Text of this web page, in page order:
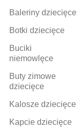
Baleriny dziecięce
Botki dziecięce
Buciki
niemowlęce
Buty zimowe
dziecięce
Kalosze dziecięce
Kapcie dziecięce